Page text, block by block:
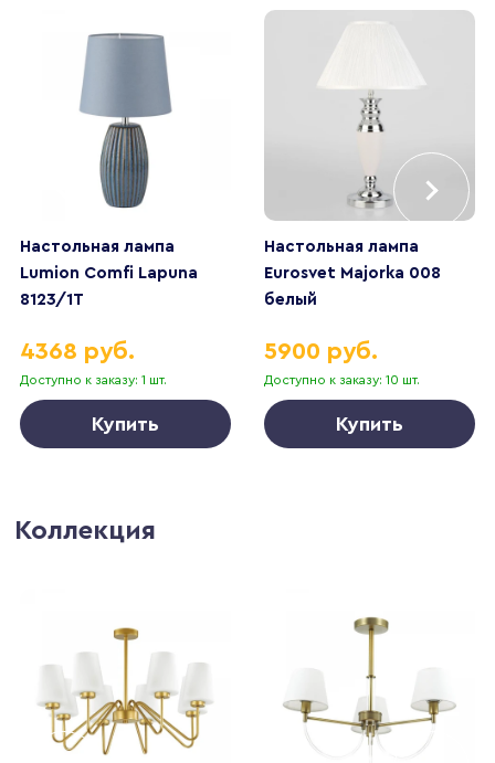
Настольная лампа
Lumion Comfi Lapuna
8123/1Т
Доступно к заказу: 1 шт.
4368 руб.
Купить
Настольная лампа
Eurosvet Majorka 008
белый
Доступно к заказу: 10 шт.
5900 руб.
Купить
Коллекция